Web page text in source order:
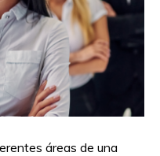
áreas de una